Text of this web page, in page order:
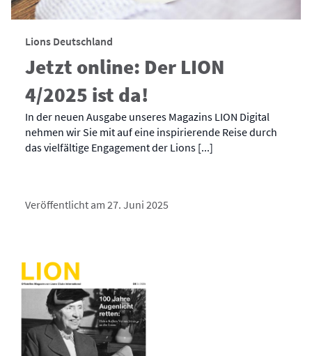
Lions Deutschland
Jetzt online: Der LION
4/2025 ist da!
In der neuen Ausgabe unseres Magazins LION Digital
nehmen wir Sie mit auf eine inspirierende Reise durch
das vielfältige Engagement der Lions [...]
Veröffentlicht am 27. Juni 2025